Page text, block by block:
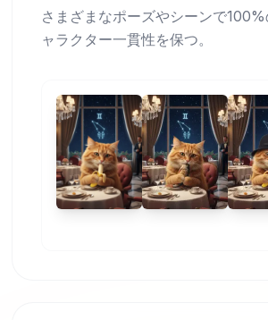
さまざまなポーズやシーンで100%
ャラクター一貫性を保つ。